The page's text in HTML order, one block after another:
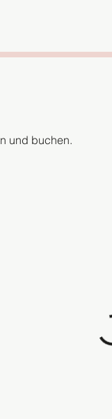
und buchen.